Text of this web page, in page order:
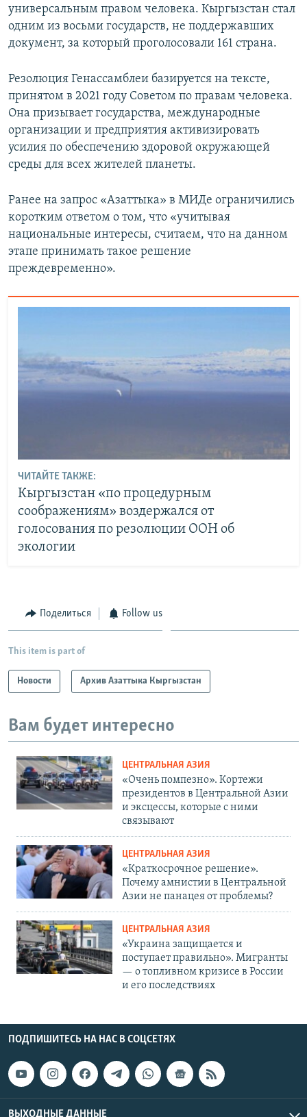
универсальным правом человека. Кыргызстан стал
одним из восьми государств, не поддержавших
документ, за который проголосовали 161 страна.
Резолюция Генассамблеи базируется на тексте,
принятом в 2021 году Советом по правам человека.
Она призывает государства, международные
организации и предприятия активизировать
усилия по обеспечению здоровой окружающей
среды для всех жителей планеты.
Ранее на запрос «Азаттыка» в МИДе ограничились
коротким ответом о том, что «учитывая
национальные интересы, считаем, что на данном
этапе принимать такое решение
преждевременно».
ЧИТАЙТЕ ТАКЖЕ:
Кыргызстан «по процедурным
соображениям» воздержался от
голосования по резолюции ООН об
экологии
Поделиться Follow us
This item is part of
Новости Архив Азаттыка Кыргызстан
Вам будет интересно
ЦЕНТРАЛЬНАЯ АЗИЯ
«Очень помпезно». Кортежи
президентов в Центральной Азии
и эксцессы, которые с ними
связывают
ЦЕНТРАЛЬНАЯ АЗИЯ
«Краткосрочное решение».
Почему амнистии в Центральной
Азии не панацея от проблемы?
ЦЕНТРАЛЬНАЯ АЗИЯ
«Украина защищается и
поступает правильно». Мигранты
— о топливном кризисе в России
и его последствиях
ПОДПИШИТЕСЬ НА НАС В СОЦСЕТЯХ
ВЫХОДНЫЕ ДАННЫЕ